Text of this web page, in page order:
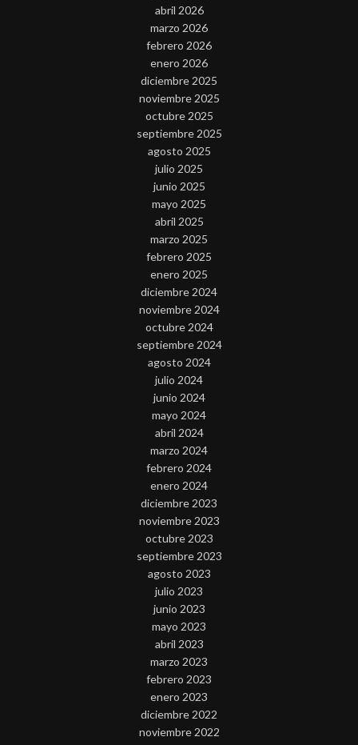
abril 2026
marzo 2026
febrero 2026
enero 2026
diciembre 2025
noviembre 2025
octubre 2025
septiembre 2025
agosto 2025
julio 2025
junio 2025
mayo 2025
abril 2025
marzo 2025
febrero 2025
enero 2025
diciembre 2024
noviembre 2024
octubre 2024
septiembre 2024
agosto 2024
julio 2024
junio 2024
mayo 2024
abril 2024
marzo 2024
febrero 2024
enero 2024
diciembre 2023
noviembre 2023
octubre 2023
septiembre 2023
agosto 2023
julio 2023
junio 2023
mayo 2023
abril 2023
marzo 2023
febrero 2023
enero 2023
diciembre 2022
noviembre 2022